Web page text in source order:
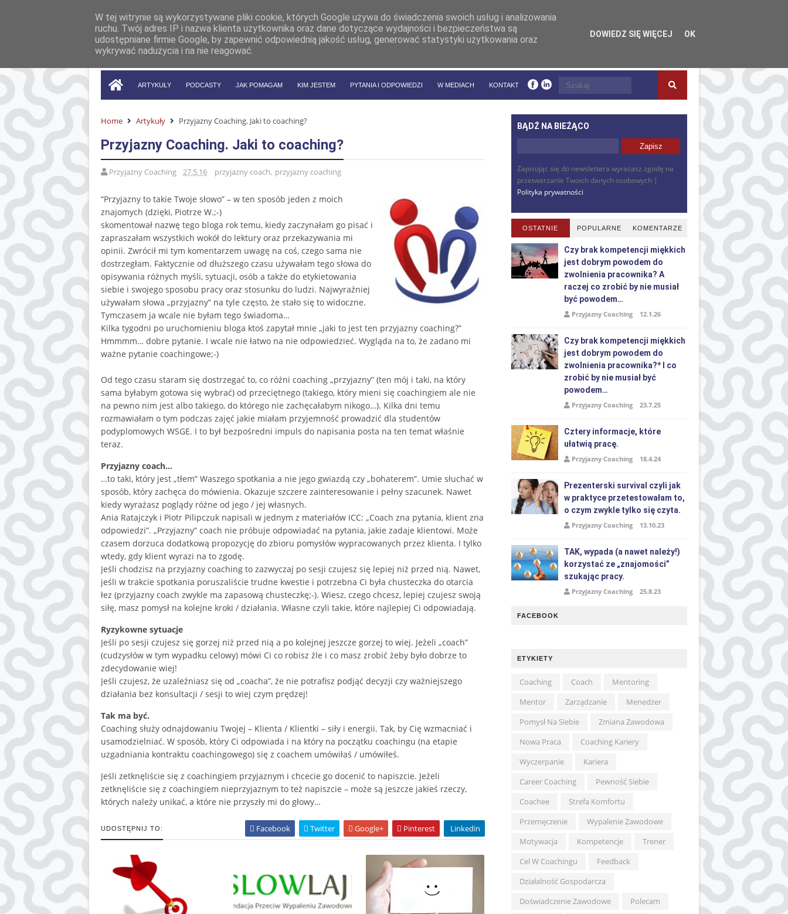
ARTYKUŁY PODCASTY JAK POMAGAM KIM JESTEM PYTANIA I ODPOWIEDZI W MEDIACH KONTAKT
Home Artykuły Przyjazny Coaching. Jaki to coaching?
Przyjazny Coaching. Jaki to coaching?
Przyjazny Coaching 27.5.16 przyjazny coach, przyjazny coaching
“Przyjazny to takie Twoje słowo” – w ten sposób jeden z moich
znajomych (dzięki, Piotrze W.;-)
skomentował nazwę tego bloga rok temu, kiedy zaczynałam go pisać i
zapraszałam wszystkich wokół do lektury oraz przekazywania mi
opinii. Zwrócił mi tym komentarzem uwagę na coś, czego sama nie
dostrzegłam. Faktycznie od dłuższego czasu używałam tego słowa do
opisywania różnych myśli, sytuacji, osób a także do etykietowania
siebie i swojego sposobu pracy oraz stosunku do ludzi. Najwyraźniej
używałam słowa „przyjazny” na tyle często, że stało się to widoczne.
Tymczasem ja wcale nie byłam tego świadoma…
Kilka tygodni po uruchomieniu bloga ktoś zapytał mnie „jaki to jest ten przyjazny coaching?”
Hmmmm… dobre pytanie. I wcale nie łatwo na nie odpowiedzieć. Wygląda na to, że zadano mi
ważne pytanie coachingowe;-)
Od tego czasu staram się dostrzegać to, co różni coaching „przyjazny” (ten mój i taki, na który
sama byłabym gotowa się wybrać) od przeciętnego (takiego, który mieni się coachingiem ale nie
na pewno nim jest albo takiego, do którego nie zachęcałabym nikogo…). Kilka dni temu
rozmawiałam o tym podczas zajęć jakie miałam przyjemność prowadzić dla studentów
podyplomowych WSGE. I to był bezpośredni impuls do napisania posta na ten temat właśnie
teraz.
Przyjazny coach…
…to taki, który jest „tłem” Waszego spotkania a nie jego gwiazdą czy „bohaterem”. Umie słuchać w
sposób, który zachęca do mówienia. Okazuje szczere zainteresowanie i pełny szacunek. Nawet
kiedy wyrażasz poglądy różne od jego / jej własnych.
Ania Ratajczyk i Piotr Pilipczuk napisali w jednym z materiałów ICC: „Coach zna pytania, klient zna
odpowiedzi”. „Przyjazny” coach nie próbuje odpowiadać na pytania, jakie zadaje klientowi. Może
czasem dorzuca dodatkową propozycję do zbioru pomysłów wypracowanych przez klienta. I tylko
wtedy, gdy klient wyrazi na to zgodę.
Jeśli chodzisz na przyjazny coaching to zazwyczaj po sesji czujesz się lepiej niż przed nią. Nawet,
jeśli w trakcie spotkania poruszaliście trudne kwestie i potrzebna Ci była chusteczka do otarcia
łez (przyjazny coach zwykle ma zapasową chusteczkę;-). Wiesz, czego chcesz, lepiej czujesz swoją
siłę, masz pomysł na kolejne kroki / działania. Własne czyli takie, które najlepiej Ci odpowiadają.
Ryzykowne sytuacje
Jeśli po sesji czujesz się gorzej niż przed nią a po kolejnej jeszcze gorzej to wiej. Jeżeli „coach”
(cudzysłów w tym wypadku celowy) mówi Ci co robisz źle i co masz zrobić żeby było dobrze to
zdecydowanie wiej!
Jeśli czujesz, że uzależniasz się od „coacha”, że nie potrafisz podjąć decyzji czy ważniejszego
działania bez konsultacji / sesji to wiej czym prędzej!
Tak ma być.
Coaching służy odnajdowaniu Twojej – Klienta / Klientki – siły i energii. Tak, by Cię wzmacniać i
usamodzielniać. W sposób, który Ci odpowiada i na który na początku coachingu (na etapie
uzgadniania kontraktu coachingowego) się z coachem umówiłaś / umówiłeś.
Jeśli zetknęliście się z coachingiem przyjaznym i chcecie go docenić to napiszcie. Jeżeli
zetknęliście się z coachingiem nieprzyjaznym to też napiszcie – może są jeszcze jakieś rzeczy,
których należy unikać, a które nie przyszły mi do głowy…
UDOSTĘPNIJ TO: Facebook Twitter Google+ Pinterest Linkedin
BĄDŹ NA BIEŻĄCO
Zapisując się do newslettera wyrażasz zgodę na
przetwarzanie Twoich danych osobowych |
Polityka prywatności
OSTATNIE POPULARNE KOMENTARZE
Czy brak kompetencji miękkich
jest dobrym powodem do
zwolnienia pracownika? A
raczej co zrobić by nie musiał
być powodem…
Przyjazny Coaching 12.1.26
Czy brak kompetencji miękkich
jest dobrym powodem do
zwolnienia pracownika?* I co
zrobić by nie musiał być
powodem…
Przyjazny Coaching 23.7.25
Cztery informacje, które
ułatwią pracę.
Przyjazny Coaching 18.4.24
Prezenterski survival czyli jak
w praktyce przetestowałam to,
o czym zwykle tylko się czyta.
Przyjazny Coaching 13.10.23
TAK, wypada (a nawet należy!)
korzystać ze „znajomości”
szukając pracy.
Przyjazny Coaching 25.8.23
FACEBOOK
ETYKIETY
Coaching Coach
Mentoring
Mentor
Zarządzanie
Menedżer
Pomysł Na Siebie
Zmiana Zawodowa
Nowa Praca
Coaching Kariery
Wyczerpanie
Kariera
Career Coaching
Pewność Siebie
Coachee
Strefa Komfortu
Przemęczenie
Wypalenie Zawodowe
Motywacja
Kompetencje
Trener
Cel W Coachingu
Feedback
Działalność Gospodarcza
Doświadczenie Zawodowe
Polecam
W tej witrynie są wykorzystywane pliki cookie, których Google używa do świadczenia swoich usług i analizowania
ruchu. Twój adres IP i nazwa klienta użytkownika oraz dane dotyczące wydajności i bezpieczeństwa są
udostępniane firmie Google, by zapewnić odpowiednią jakość usług, generować statystyki użytkowania oraz
wykrywać nadużycia i na nie reagować.
DOWIEDZ SIĘ WIĘCEJ OK